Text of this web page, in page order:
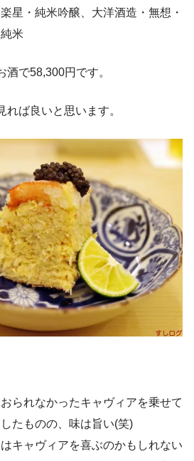
星・純米吟醸、大洋酒造・無想・
米
で58,300円です。
ば良いと思います。
られなかったキャヴィアを乗せて
たものの、味は旨い(笑)
キャヴィアを喜ぶのかもしれない